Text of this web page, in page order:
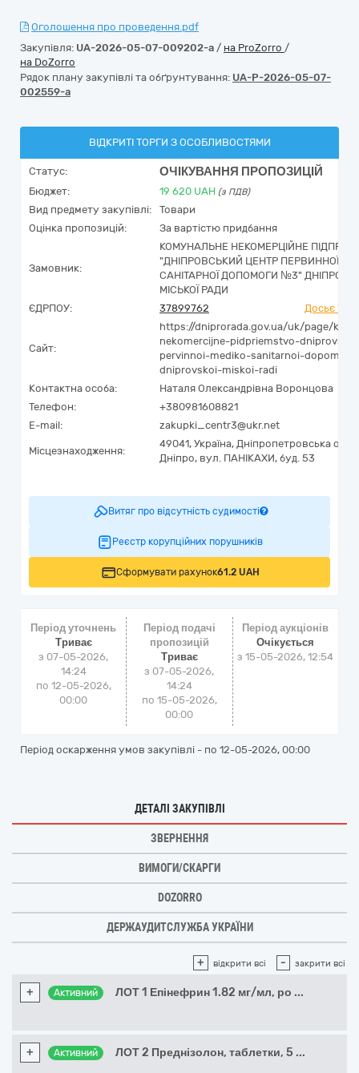
Оголошення про проведення.pdf
Закупівля: UA-2026-05-07-009202-a / на ProZorro /
на DoZorro
Рядок плану закупівлі та обґрунтування: UA-P-2026-05-07-
002559-a
ВІДКРИТІ ТОРГИ З ОСОБЛИВОСТЯМИ
Статус: ОЧІКУВАННЯ ПРОПОЗИЦІЙ
Бюджет: 19 620 UAH (з ПДВ)
Вид предмету закупівлі:
Товари
Оцінка пропозицій:
За вартістю придбання
Замовник:
КОМУНАЛЬНЕ НЕКОМЕРЦІЙНЕ
"ДНІПРОВСЬКИЙ ЦЕНТР ПЕРВИННОЇ
САНІТАРНОЇ ДОПОМОГИ №3"
МІСЬКОЇ РАДИ
ЄДРПОУ:
37899762 Досьє
Сайт:
https://dniprorada.gov.ua/uk/page/
nekomercijne-pidpriemstvo-
pervinnoi-mediko-sanitarnoi-
dniprovskoi-miskoi-radi
Контактна особа:
Наталя Олександрівна Воронцова
Телефон:
+380981608821
E-mail:
zakupki_centr3@ukr.net
Місцезнаходження:
49041, Україна, Дніпропетровська
Дніпро, вул. ПАНІКАХИ, буд. 53
Витяг про відсутність судимості
Реєстр корупційних порушників
Сформувати рахунок61.2 UAH
Період уточнень
Триває
з 07-05-2026,
14:24
по 12-05-2026,
00:00
Період подачі
пропозицій
Триває
з 07-05-2026,
14:24
по 15-05-2026,
00:00
Період аукціонів
Очікується
з15-05-2026, 12:54
Період оскарження умов закупівлі - по 12-05-2026, 00:00
ДЕТАЛІ ЗАКУПІВЛІ
ЗВЕРНЕННЯ
ВИМОГИ/СКАРГИ
DOZORRO
ДЕРЖАУДИТСЛУЖБА УКРАЇНИ
+ відкрити всі - закрити всі
+ Активний ЛОТ 1 Епінефрин 1.82 мг/мл, ро ...
+ Активний ЛОТ 2 Преднізолон, таблетки, 5 ...